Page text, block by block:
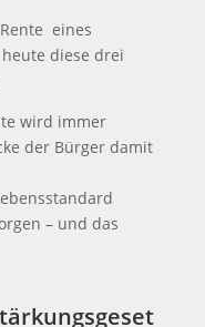
eines
diese drei
wird immer
der Bürger damit
– und das